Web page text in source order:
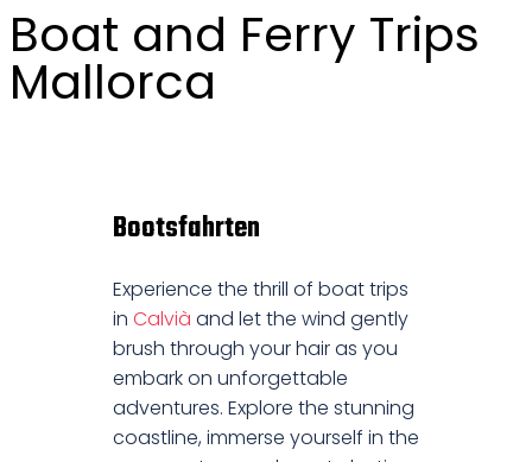
Boat and Ferry Trips
Mallorca
Bootsfahrten
Experience the thrill of boat trips
in Calvià and let the wind gently
brush through your hair as you
embark on unforgettable
adventures. Explore the stunning
coastline, immerse yourself in the